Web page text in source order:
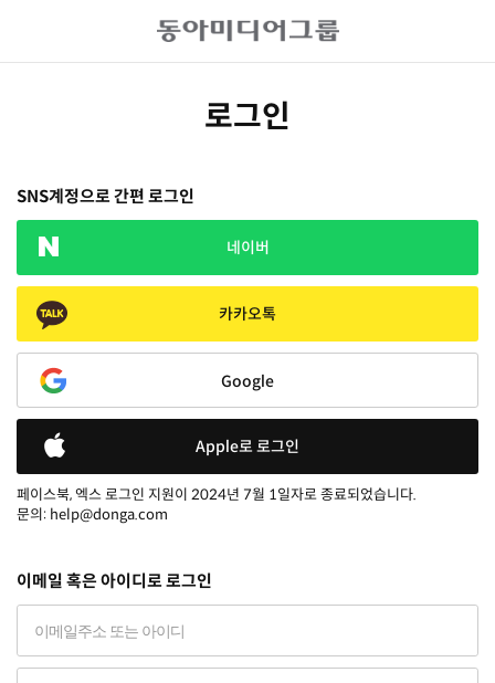
로그인
SNS계정으로 간편 로그인
네이버
카카오톡
Google
Apple로 로그인
페이스북, 엑스 로그인 지원이 2024년 7월 1일자로 종료되었습니다.
문의: help@donga.com
이메일 혹은 아이디로 로그인